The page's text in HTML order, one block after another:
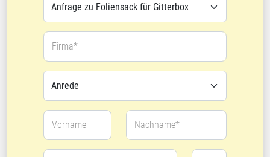
Firma*
Vorname Nachname*